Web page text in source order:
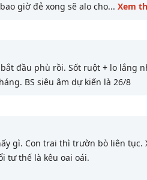
giờ đẻ xong sẽ alo cho... Xem
đầu phù rồi. Sốt ruột + lo lắng
BS siêu âm dự kiến là 26/8
gì. Con trai thì trườn bò liên
tư thế là kêu oai oái.